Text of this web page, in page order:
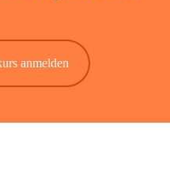
anmelden